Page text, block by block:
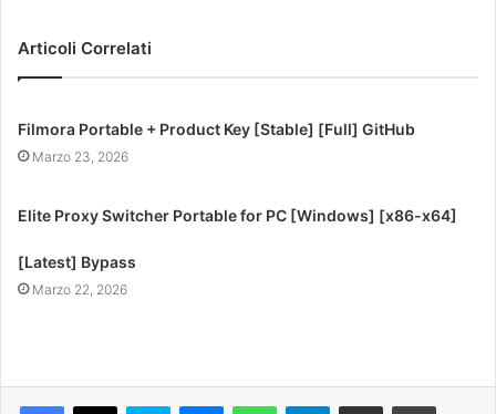
Articoli Correlati
Filmora Portable + Product Key [Stable] [Full] GitHub
Marzo 23, 2026
Elite Proxy Switcher Portable for PC [Windows] [x86-x64]
[Latest] Bypass
Marzo 22, 2026